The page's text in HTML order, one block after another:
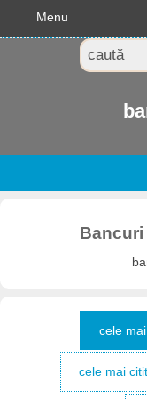
Menu
Bancuri
cele
cele mai